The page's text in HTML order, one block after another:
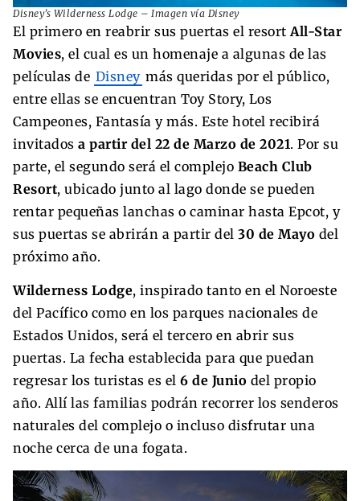
Disney’s Wilderness Lodge – Imagen vía Disney
El primero en reabrir sus puertas el resort All-Star
Movies, el cual es un homenaje a algunas de las
películas de Disney más queridas por el público,
entre ellas se encuentran Toy Story, Los
Campeones, Fantasía y más. Este hotel recibirá
invitados a partir del 22 de Marzo de 2021. Por su
parte, el segundo será el complejo Beach Club
Resort, ubicado junto al lago donde se pueden
rentar pequeñas lanchas o caminar hasta Epcot, y
sus puertas se abrirán a partir del 30 de Mayo del
próximo año.
Wilderness Lodge, inspirado tanto en el Noroeste
del Pacífico como en los parques nacionales de
Estados Unidos, será el tercero en abrir sus
puertas. La fecha establecida para que puedan
regresar los turistas es el 6 de Junio del propio
año. Allí las familias podrán recorrer los senderos
naturales del complejo o incluso disfrutar una
noche cerca de una fogata.